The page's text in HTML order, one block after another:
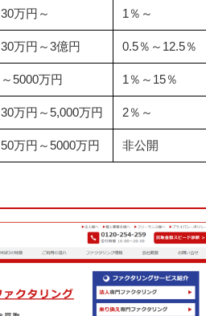
30万円～ 1％～
30万円～3億円 0.5％～12.5％
～5000万円 1％～15％
30万円～5,000万円 2％～
50万円～5000万円 非公開